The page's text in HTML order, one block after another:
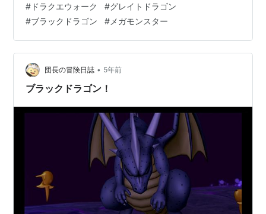
ってきません。 まもりのたてで状態異常を防止、フバー
ハでブレス攻撃ダメージを軽減しつつ殴れば勝てます。
パーティの編成 バギ＞イオ＞デインの順で有効なのです
が、自分はバギ属性の武器を持っていないので、デイン
とイオで殴っています。 時間とMPが不足しますが、アイ
テムなどで補強すれば十分対応で…
# ドラクエウォーク #グレイトドラゴン
#ブラックドラゴン # メガモンスター
団長の冒険日誌 • 5年前
ブラックドラゴン！